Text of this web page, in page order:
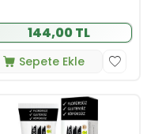
144,00 TL
Sepete Ekle